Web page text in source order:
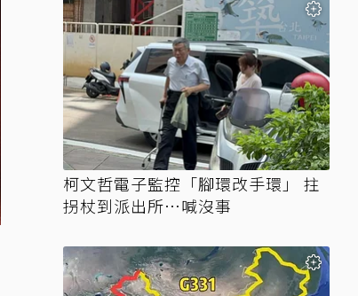
柯文哲電子監控「腳環改手環」 拄
拐杖到派出所…喊沒事